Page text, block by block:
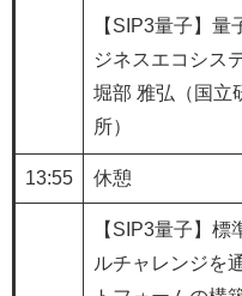
【SIP3量子】
ジネスエコシス
堀部 雅弘（国立
所）
13:55 休憩
【SIP3量子】
ルチャレンジを